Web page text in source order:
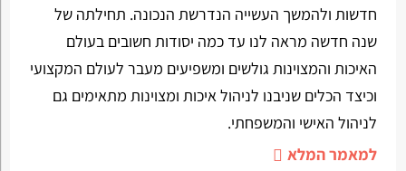
חדשות ולהמשך העשייה הנדרשת הנכונה. תחילתה של
שנה חדשה מראה לנו עד כמה יסודות חשובים בעולם
האיכות והמצוינות גולשים ומשפיעים מעבר לעולם המקצועי
וכיצד הכלים שניבנו לניהול איכות ומצוינות מתאימים גם
לניהול האישי והמשפחתי.
למאמר המלא